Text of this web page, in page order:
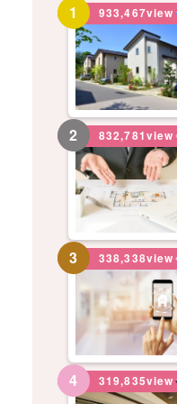
1 933,467view
2 832,781view
3 338,338view
4 319,835view